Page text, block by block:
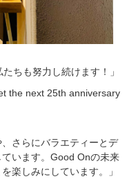
ちも努力し続けます！」
the next 25th anniversary
さらにバラエティーとデ
います。Good Onの未来
楽しみにしています。」